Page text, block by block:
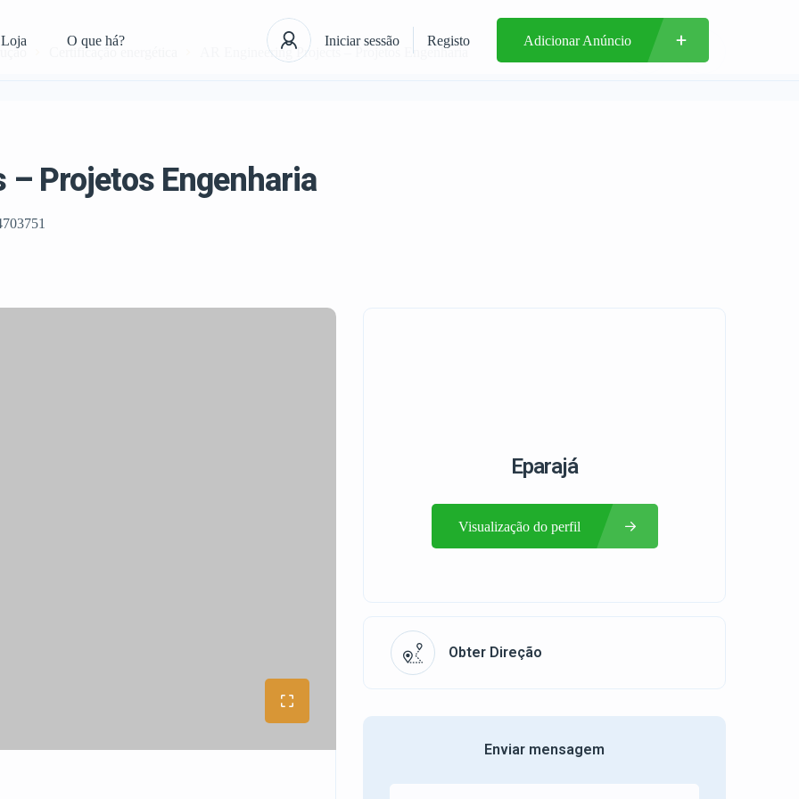
Loja O que há? Iniciar sessão Registo Adicionar Anúncio
Certificação energética AR Engineering Projects – Projetos Engenharia
– Projetos Engenharia
Eparajá
Visualização do perfil
Obter Direção
Enviar mensagem